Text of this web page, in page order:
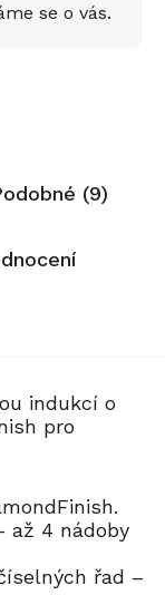
se o vás.
(9)
indukcí o
pro
až 4 nádoby
řad –